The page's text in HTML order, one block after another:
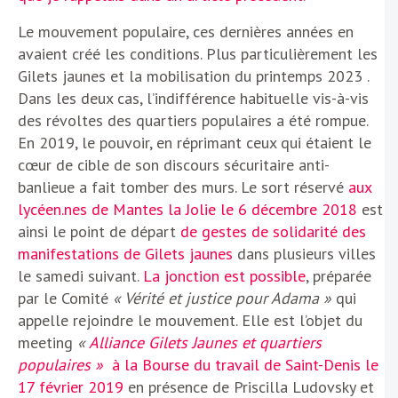
Le mouvement populaire, ces dernières années en
avaient créé les conditions. Plus particulièrement les
Gilets jaunes et la mobilisation du printemps 2023 .
Dans les deux cas, l’indifférence habituelle vis-à-vis
des révoltes des quartiers populaires a été rompue.
En 2019, le pouvoir, en réprimant ceux qui étaient le
cœur de cible de son discours sécuritaire anti-
banlieue a fait tomber des murs. Le sort réservé aux
lycéen.nes de Mantes la Jolie le 6 décembre 2018 est
ainsi le point de départ de gestes de solidarité des
manifestations de Gilets jaunes dans plusieurs villes
le samedi suivant. La jonction est possible, préparée
par le Comité « Vérité et justice pour Adama » qui
appelle rejoindre le mouvement. Elle est l’objet du
meeting «Alliance Gilets Jaunes et quartiers
populaires » à la Bourse du travail de Saint-Denis le
17 février 2019 en présence de Priscilla Ludovsky et